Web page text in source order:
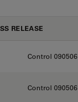
RELEASE
Control
Control